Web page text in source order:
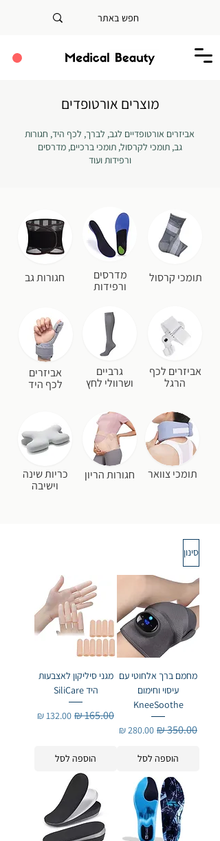
מוצרים אורטופדים
אביזרים אורטופדיים לגב, לברך, לכף היד, חגורות
גב, תומכי לקרסול, תומכי ברכיים, מדרסים
ורפידות ועוד
חגורות גב תומכי קרסול
מדרסים
ורפידות
אביזרים
לכף היד
גרביים
ושרוולי לחץ
אביזרים לכף
הרגל
כריות שינה
וישיבה
חגורות הריון תומכי צוואר
סינון
מחמם ברך אלחוטי עם
עיסוי וחימום
KneeSoothe
מחיר רגיל
מחיר מבצע
הוספה לסל
מגני סיליקון לאצבעות
היד SiliCare
מחיר רגיל
מחיר מבצע
הוספה לסל